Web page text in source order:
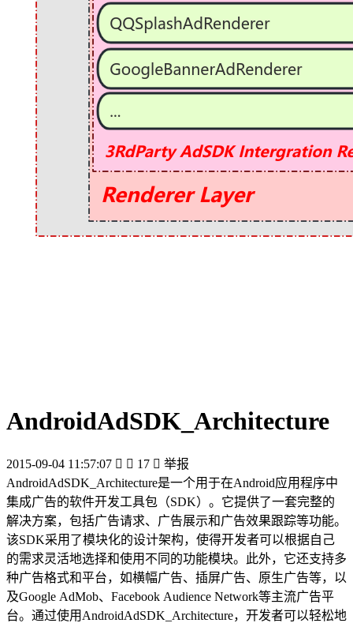
AndroidAdSDK_Architecture
2015-09-04 11:57:07   17  举报
AndroidAdSDK_Architecture是一个用于在Android应用程序中
集成广告的软件开发工具包（SDK）。它提供了一套完整的
解决方案，包括广告请求、广告展示和广告效果跟踪等功能。
该SDK采用了模块化的设计架构，使得开发者可以根据自己
的需求灵活地选择和使用不同的功能模块。此外，它还支持多
种广告格式和平台，如横幅广告、插屏广告、原生广告等，以
及Google AdMob、Facebook Audience Network等主流广告平
台。通过使用AndroidAdSDK_Architecture，开发者可以轻松地